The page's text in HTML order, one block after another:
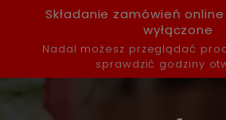
Składanie zamówień
wyłączone
Nadal możesz przeglądać
sprawdzić godziny